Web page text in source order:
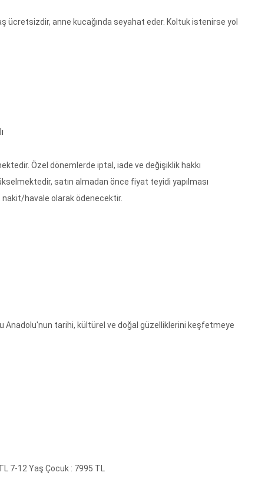
ücretsizdir, anne kucağında seyahat eder. Koltuk istenirse yol
Özel dönemlerde iptal, iade ve değişiklik hakkı
satın almadan önce fiyat teyidi yapılması
havale olarak ödenecektir.
Anadolu'nun tarihi, kültürel ve doğal güzelliklerini keşfetmeye
7-12 Yaş Çocuk : 7995 TL